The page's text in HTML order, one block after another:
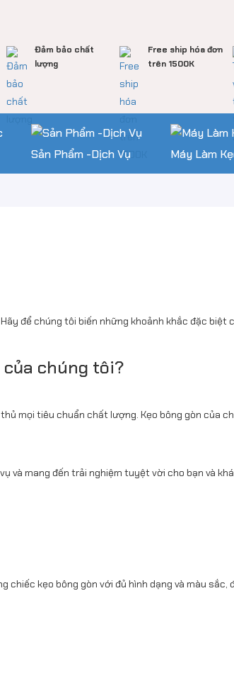
Đảm bảo chất
lượng
Free ship hóa đơn
trên 1500K
Sản Phẩm -Dịch Vụ Máy Làm
để chúng tôi biến những khoảnh khắc đặc biệt
của chúng tôi?
mọi tiêu chuẩn chất lượng. Kẹo bông gòn của
và mang đến trải nghiệm tuyệt vời cho bạn và
kẹo bông gòn với đủ hình dạng và màu sắc,